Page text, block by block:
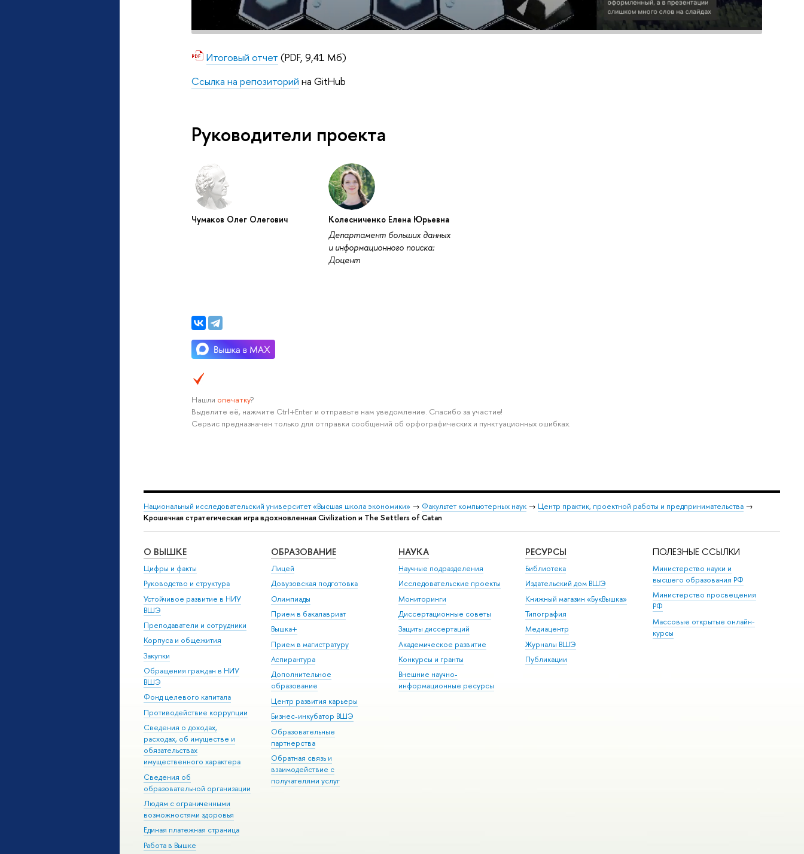
Итоговый отчет (PDF, 9,41 Мб)
Ссылка на репозиторий на GitHub
Руководители проекта
Чумаков Олег Олегович
Колесниченко Елена Юрьевна
Департамент больших данных
и информационного поиска:
Доцент
Нашли опечатку?
Выделите её, нажмите Ctrl+Enter и отправьте нам уведомление. Спасибо за участие!
Сервис предназначен только для отправки сообщений об орфографических и пунктуационных ошибках.
Национальный исследовательский университет «Высшая школа экономики» → Факультет компьютерных наук → Центр практик, проектной работы и предпринимательства →
Крошечная стратегическая игра вдохновленная Civilization и The Settlers of Catan
О ВЫШКЕ
Цифры и факты
Руководство и структура
Устойчивое развитие в НИУ
ВШЭ
Преподаватели и сотрудники
Корпуса и общежития
Закупки
Обращения граждан в НИУ
ВШЭ
Фонд целевого капитала
Противодействие коррупции
Сведения о доходах,
расходах, об имуществе и
обязательствах
имущественного характера
Сведения об
образовательной организации
Людям с ограниченными
возможностями здоровья
Единая платежная страница
Работа в Вышке
ОБРАЗОВАНИЕ
Лицей
Довузовская подготовка
Олимпиады
Прием в бакалавриат
Вышка+
Прием в магистратуру
Аспирантура
Дополнительное
образование
Центр развития карьеры
Бизнес-инкубатор ВШЭ
Образовательные
партнерства
Обратная связь и
взаимодействие с
получателями услуг
НАУКА
Научные подразделения
Исследовательские проекты
Мониторинги
Диссертационные советы
Защиты диссертаций
Академическое развитие
Конкурсы и гранты
Внешние научно-
информационные ресурсы
РЕСУРСЫ
Библиотека
Издательский дом ВШЭ
Книжный магазин «БукВышка»
Типография
Медиацентр
Журналы ВШЭ
Публикации
ПОЛЕЗНЫЕ ССЫЛКИ
Министерство науки и
высшего образования РФ
Министерство просвещения
РФ
Массовые открытые онлайн-
курсы